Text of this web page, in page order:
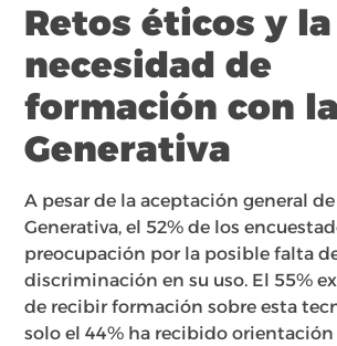
Retos éticos y la
necesidad de
formación con
Generativa
A pesar de la aceptación general
Generativa, el 52% de los
preocupación por la posible falta
discriminación en su uso. El 55%
de recibir formación sobre esta
solo el 44% ha recibido orientación